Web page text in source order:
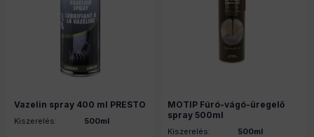
Vazelin spray 400 ml PRESTO
Kiszerelés: 500ml
MOTIP Fúró-vágó-üregelő
spray 500ml
Kiszerelés: 500ml